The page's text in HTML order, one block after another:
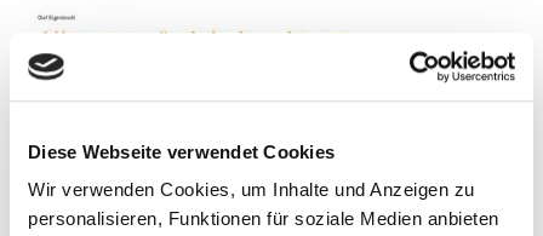
Diese Webseite verwendet Cookies
Wir verwenden Cookies, um Inhalte und Anzeigen zu
personalisieren, Funktionen für soziale Medien anbieten